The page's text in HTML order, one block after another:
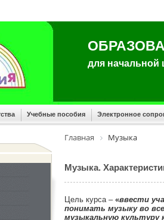
для
Учебные пособия Электронное
Главная Музыка
Музыка.
Цель курса – «ввести
понимать музыку во
музыкальную культуру